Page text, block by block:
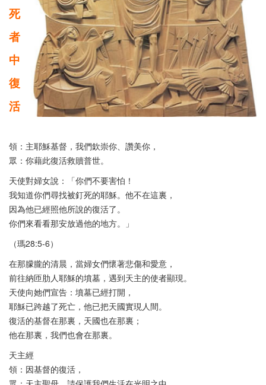
死
者
中
復
活
領：主耶穌基督，我們欽崇你、讚美你，
眾：你藉此復活救贖普世。
天使對婦女說：「你們不要害怕！
我知道你們尋找被釘死的耶穌。他不在這裏，
因為他已經照他所說的復活了。
你們來看看那安放過他的地方。」
（瑪28:5-6）
在那朦朧的清晨，當婦女們懷著悲傷和愛意，
前往納匝肋人耶穌的墳墓，遇到天主的使者顯現。
天使向她們宣告：墳墓已經打開，
耶穌已跨越了死亡，他已把天國實現人間。
復活的基督在那裏，天國也在那裏；
他在那裏，我們也會在那裏。
天主經
領：因基督的復活，